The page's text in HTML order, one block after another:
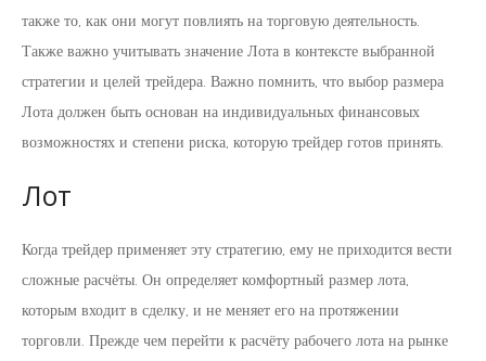
также то, как они могут повлиять на торговую деятельность.
Также важно учитывать значение Лота в контексте выбранной
стратегии и целей трейдера. Важно помнить, что выбор размера
Лота должен быть основан на индивидуальных финансовых
возможностях и степени риска, которую трейдер готов принять.
Лот
Когда трейдер применяет эту стратегию, ему не приходится вести
сложные расчёты. Он определяет комфортный размер лота,
которым входит в сделку, и не меняет его на протяжении
торговли. Прежде чем перейти к расчёту рабочего лота на рынке